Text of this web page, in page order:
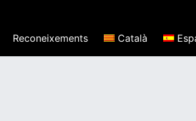
Reconeixements Català